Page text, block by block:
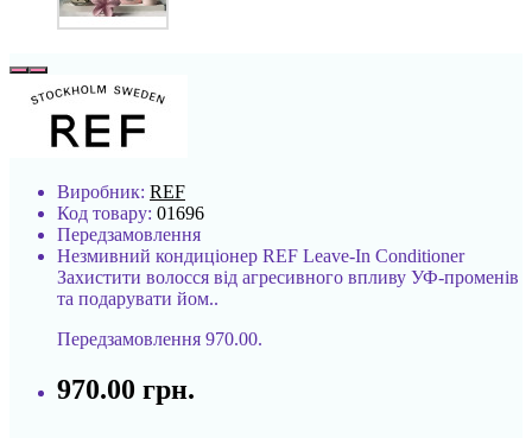
Виробник: REF
Код товару: 01696
Передзамовлення
Незмивний кондиціонер REF Leave-In Conditioner
Захистити волосся від агресивного впливу УФ-променів
та подарувати йом..
Передзамовлення 970.00.
970.00 грн.